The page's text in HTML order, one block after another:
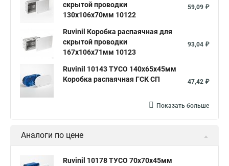
скрытой проводки
130х106х70мм 10122
59,09 ₽
Ruvinil Коробка распаячная для
скрытой проводки
167х106х71мм 10123
93,04 ₽
Ruvinil 10143 ТУСО 140х65х45мм
Коробка распаячная ГСК СП
47,42 ₽
Показать больше
Аналоги по цене
Ruvinil 10178 ТУСО 70х70х45мм